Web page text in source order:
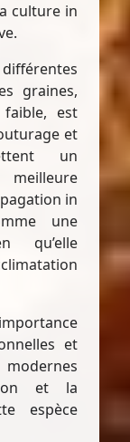
culture in
graines,
est
et
un
in
une
qu’elle
et
et la
espèce